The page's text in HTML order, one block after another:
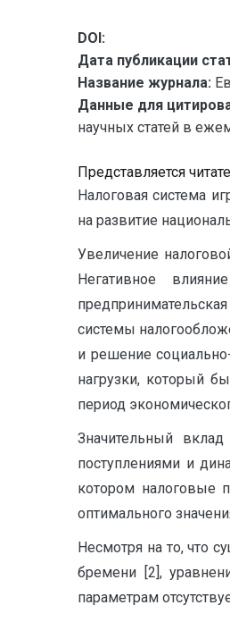
DOI:
Дата публикации
Название журнала:
Данные для
научных статей в
Представляется
Налоговая система
на развитие
Увеличение
Негативное
системы
и решение
нагрузки, который
период
Значительный
поступлениями и
котором налоговые
оптимального
Несмотря на то, что
бремени [2],
параметрам